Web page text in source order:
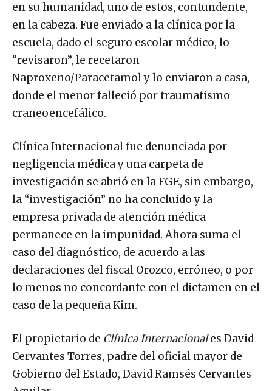
en su humanidad, uno de estos, contundente,
en la cabeza. Fue enviado a la clínica por la
escuela, dado el seguro escolar médico, lo
“revisaron”, le recetaron
Naproxeno/Paracetamol y lo enviaron a casa,
donde el menor falleció por traumatismo
craneoencefálico.
Clínica Internacional fue denunciada por
negligencia médica y una carpeta de
investigación se abrió en la FGE, sin embargo,
la “investigación” no ha concluido y la
empresa privada de atención médica
permanece en la impunidad. Ahora suma el
caso del diagnóstico, de acuerdo a las
declaraciones del fiscal Orozco, erróneo, o por
lo menos no concordante con el dictamen en el
caso de la pequeña Kim.
El propietario de Clínica Internacionales David
Cervantes Torres, padre del oficial mayor de
Gobierno del Estado, David Ramsés Cervantes